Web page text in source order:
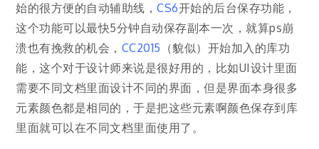
始的很方便的自动辅助线，CS6开始的后台保存功能，
这个功能可以最快5分钟自动保存副本一次，就算ps崩
溃也有挽救的机会， CC2015 （貌似）开始加入的库功
能，这个对于设计师来说是很好用的，比如UI设计里面
需要不同文档里面设计不同的界面，但是界面本身很多
元素颜色都是相同的，于是把这些元素啊颜色保存到库
里面就可以在不同文档里面使用了。